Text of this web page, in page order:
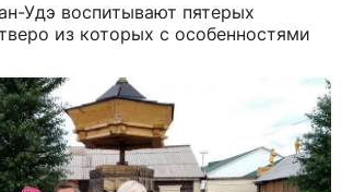
Удэ воспитывают пятерых
из которых с особенностями